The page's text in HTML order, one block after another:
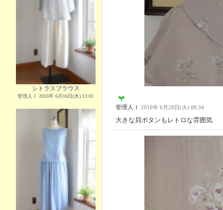
シトラスブラウス
管理人Ｉ 2016年 6月16日(木) 13:01
管理人Ｉ 2016年 6月28日(火) 08:34
大きな貝ボタンもレトロな雰囲気